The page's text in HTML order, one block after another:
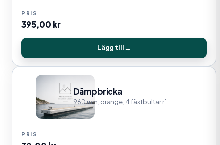
395,00 kr
Lägg till
Dämpbricka
960 mm, orange, 4 fästbultar rf